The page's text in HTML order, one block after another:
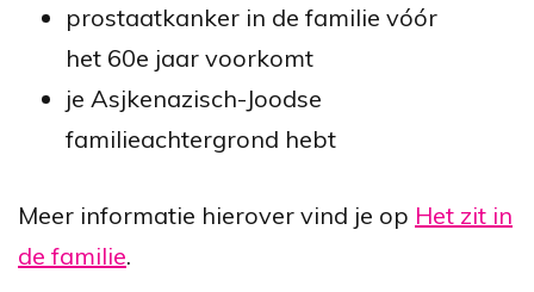
prostaatkanker in de familie vóór
het 60e jaar voorkomt
je Asjkenazisch-Joodse
familieachtergrond hebt
Meer informatie hierover vind je op Het zit in
de familie.